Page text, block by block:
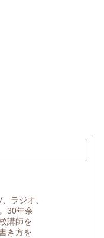
ラジオ、
30年余
講師を
き方を